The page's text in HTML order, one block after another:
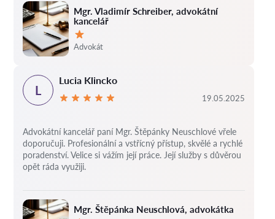
Mgr. Vladimír Schreiber, advokátní
kancelář
Hodnocení:
Advokát
Mgr. Štěpánka Neuschlová, advokátka
L
Lucia Klincko
19.05.2025
Advokátní kancelář paní Mgr. Štěpánky Neuschlové vřele
doporučuji. Profesionální a vstřícný přístup, skvělé a rychlé
poradenství. Velice si vážím její práce. Její služby s důvěrou
opět ráda využiji.